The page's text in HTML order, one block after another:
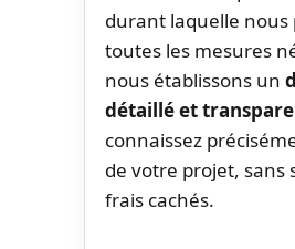
durant laquelle nous
toutes les mesures
nous établissons un
détaillé et
connaissez
de votre projet, sans
frais cachés.